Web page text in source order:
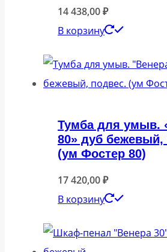
14 438,00₽
В корзину
Тумба для умыв.
80» дуб бежевый,
(ум Фостер 80)
17 420,00₽
В корзину